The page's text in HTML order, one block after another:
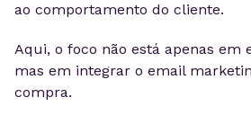
ao comportamento do cliente.
Aqui, o foco não está apenas em
mas em integrar o email
compra.